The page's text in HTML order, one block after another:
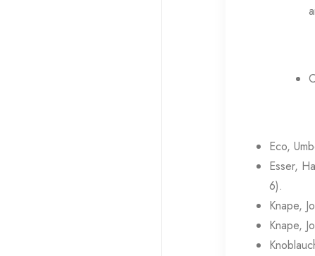
Eco,
Esser,
6).
Knape,
Knape,